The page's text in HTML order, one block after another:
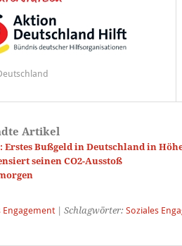
Artikel
Erstes Bußgeld in Deutschland in
seinen CO2-Ausstoß
Engagement| Schlagwörter: Soziales